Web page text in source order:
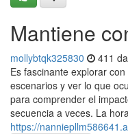
Mantiene
mollybtqk325830 411
Es fascinante explorar
escenarios y ver lo que
para comprender el
secuencia a veces. La
https://